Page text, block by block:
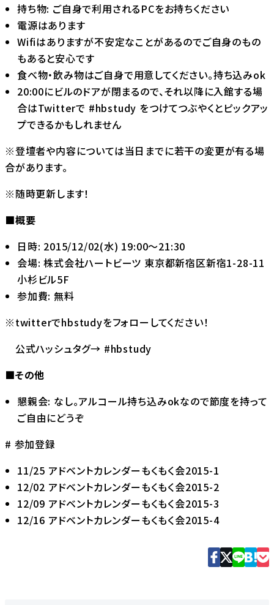
持ち物: ご自身で利用されるPCをお持ちください
電源はあります
Wifiはありますが不安定なことがあるのでご自身のもの
もあると安心です
食べ物・飲み物はご自身で用意してください。持ち込みok
20:00にビルのドアが閉まるので、それ以降に入館する場
合はTwitterで #hbstudy をつけてつぶやくとピックアッ
プできるかもしれません
※登壇者や内容については当日までに若干の変更が有る場
合があります。
※随時更新します！
■概要
日時: 2015/12/02(水) 19:00〜21:30
会場: 株式会社ハートビーツ 東京都新宿区新宿1-28-11
小杉ビル5F
参加費: 無料
※twitterでhbstudyをフォローしてください！
公式ハッシュタグ→ #hbstudy
■その他
懇親会: なし。アルコール持ち込みokなので節度を持って
ご自由にどうぞ
# 参加登録
11/25 アドベントカレンダーもくもく会2015-1
12/02 アドベントカレンダーもくもく会2015-2
12/09 アドベントカレンダーもくもく会2015-3
12/16 アドベントカレンダーもくもく会2015-4